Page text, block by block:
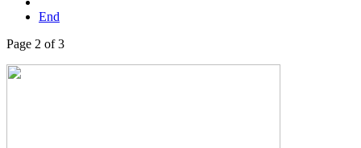
End
Page 2 of 3